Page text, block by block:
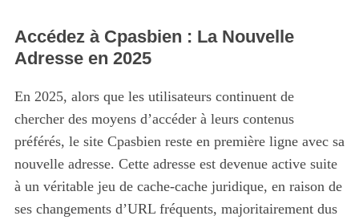
Accédez à Cpasbien : La Nouvelle
Adresse en 2025
En 2025, alors que les utilisateurs continuent de
chercher des moyens d’accéder à leurs contenus
préférés, le site Cpasbien reste en première ligne avec sa
nouvelle adresse. Cette adresse est devenue active suite
à un véritable jeu de cache-cache juridique, en raison de
ses changements d’URL fréquents, majoritairement dus